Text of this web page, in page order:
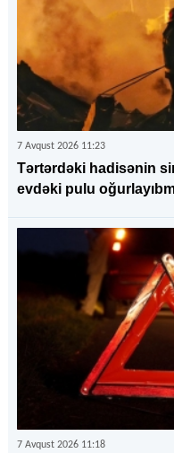
7 Avqust 2026 11:23
Tərtərdəki hadisənin
evdəki pulu
7 Avqust 2026 11:18